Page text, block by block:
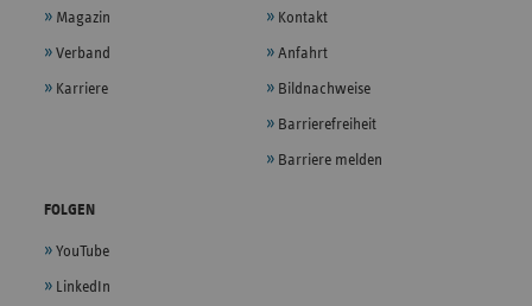
Magazin
Verband
Karriere
Kontakt
Anfahrt
Bildnachweise
Barrierefreiheit
Barriere melden
FOLGEN
YouTube
LinkedIn